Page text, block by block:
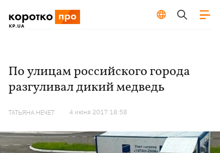
По улицам российского города
разгуливал дикий медведь
ТАТЬЯНА НЕЧЕТ 4 июня 2017 18:58